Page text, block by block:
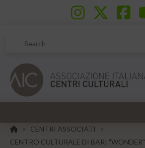
Search
HOME
> CENTRI ASSOCIATI
>
CENTRO CULTURALE DI BARI "WONDER"